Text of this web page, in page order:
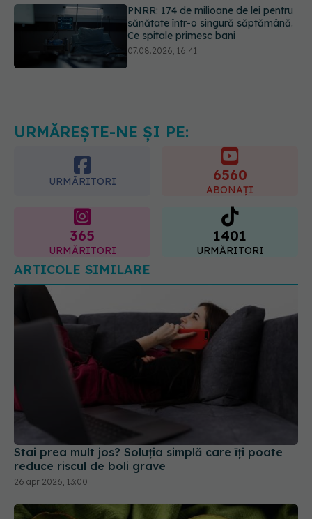
sănătate într-o singură săptămână.
Ce spitale primesc bani
07.08.2026, 16:41
URMĂREȘTE-NE ȘI PE:
URMĂRITORI 6560
ABONAȚI
365
URMĂRITORI
1401
URMĂRITORI
ARTICOLE SIMILARE
Stai prea mult jos? Soluția simplă care îți poate
reduce riscul de boli grave
26 apr 2026, 13:00